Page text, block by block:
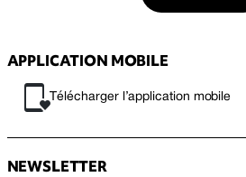
APPLICATION MOBILE
Télécharger l’application mobile
NEWSLETTER